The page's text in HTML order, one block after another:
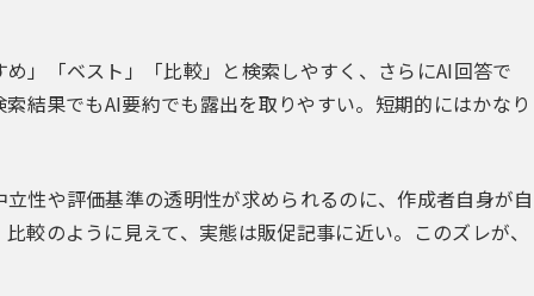
」「ベスト」「比較」と検索しやすく、さらにAI回答で
結果でもAI要約でも露出を取りやすい。短期的にはかなり
性や評価基準の透明性が求められるのに、作成者自身が自
較のように見えて、実態は販促記事に近い。このズレが、